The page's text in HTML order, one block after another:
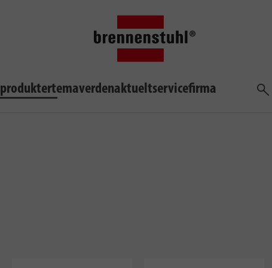
produktertemaverdenaktueltservicefirma